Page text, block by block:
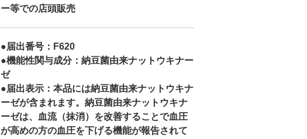
ー等での店頭販売
●届出番号：F620
●機能性関与成分：納豆菌由来ナットウキナー
ゼ
●届出表示：本品には納豆菌由来ナットウキナ
ーゼが含まれます。納豆菌由来ナットウキナ
ーゼは、血流（抹消）を改善することで血圧
が高めの方の血圧を下げる機能が報告されて